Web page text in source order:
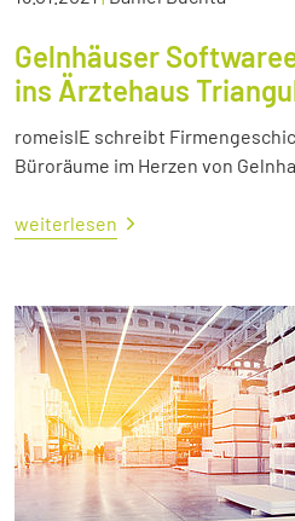
Gelnhäuser
ins Ärztehaus
romeisIE schreibt
Büroräume im Herzen von
weiterlesen